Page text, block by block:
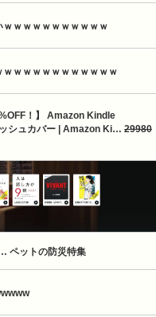
ｗｗｗｗｗｗｗｗｗｗｗ
ｗｗｗｗｗｗｗｗｗｗｗｗ
！】 Amazon Kindle
シュカバー | Amazon Ki… 29980
ペットの防災特集